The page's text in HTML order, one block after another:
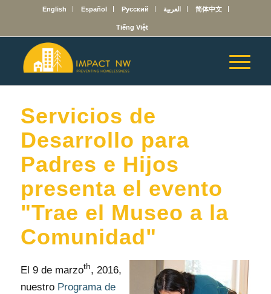
English Español Русский العربية 简体中文
Tiếng Việt
Servicios de
Desarrollo para
Padres e Hijos
presenta el evento
"Trae el Museo a la
Comunidad"
El 9 de marzoth, 2016,
nuestro Programa de